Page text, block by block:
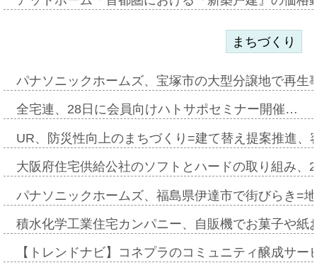
まちづくり
パナソニックホームズ、宝塚市の大型分譲地で再
全宅連、28日に会員向けハトサポセミナー開催…
UR、防災性向上のまちづくり=建て替え提案推進
大阪府住宅供給公社のソフトとハードの取り組み
パナソニックホームズ、福島県伊達市で街びらき=
積水化学工業住宅カンパニー、自販機でお菓子や
【トレンドナビ】コネプラのコミュニティ醸成サ